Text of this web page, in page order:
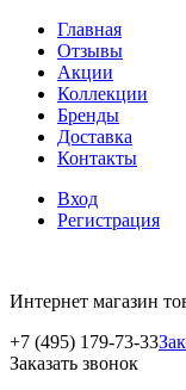
Главная
Отзывы
Акции
Коллекции
Бренды
Доставка
Контакты
Вход
Регистрация
Интернет магазин
+7 (495) 179-73-33
Заказать звонок